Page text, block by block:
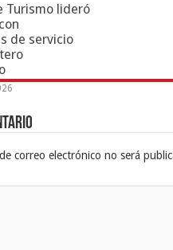
Turismo lideró
de servicio
correo electrónico no será